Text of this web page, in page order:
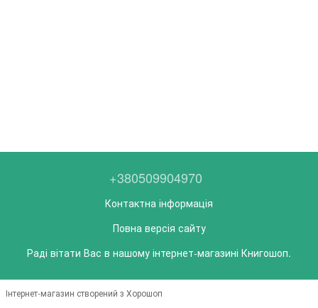
+380509904970
Контактна інформація
Повна версія сайту
Раді вітати Вас в нашому інтернет-магазині Книгошоп.
Інтернет-магазин створений з Хорошоп